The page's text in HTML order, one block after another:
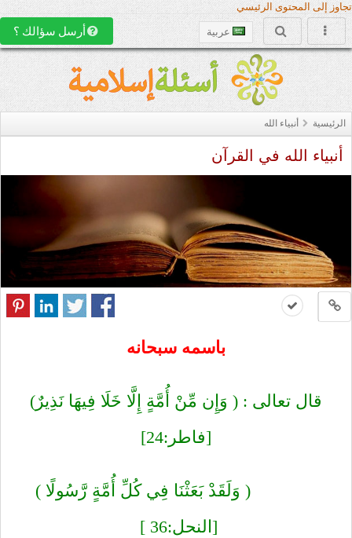
تجاوز إلى المحتوى الرئيسي
عربية أرسل سؤالك ؟
الرئيسية أنبياء الله
أنبياء الله في القرآن
باسمه سبحانه
قال تعالى : ( وَإِن مِّنْ أُمَّةٍ إِلَّا خَلَا فِيهَا نَذِيرٌ)
[فاطر:24]‏
( وَلَقَدْ بَعَثْنَا فِي كُلِّ أُمَّةٍ رَّسُولًا )
[النحل:36 ] ‏